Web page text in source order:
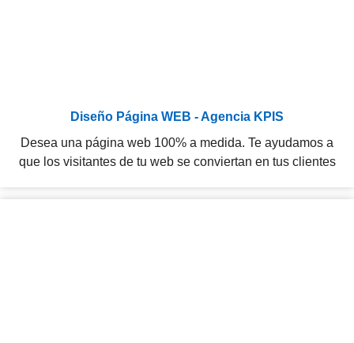
Diseño Página WEB - Agencia KPIS
Desea una página web 100% a medida. Te ayudamos a
que los visitantes de tu web se conviertan en tus clientes